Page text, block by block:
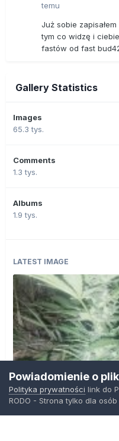
temu
Już sobie
tym co widzę i
fastów od fast
Gallery Statistics
Images
65.3 tys.
Comments
1.3 tys.
Albums
1.9 tys.
LATEST IMAGE
Powiadomienie o
Polityka prywatności link do
RODO - Strona tylko dla osób